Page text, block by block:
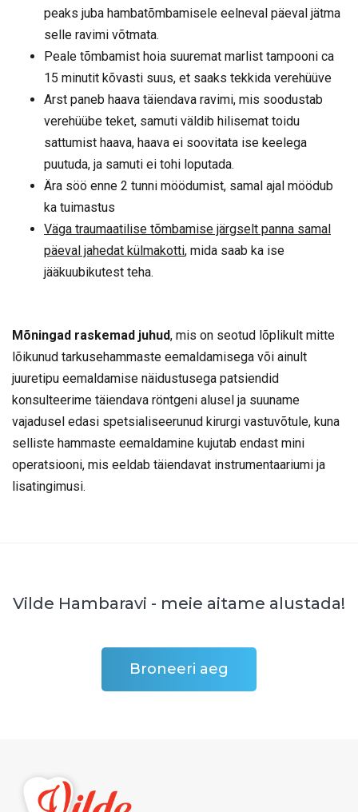
peaks juba hambatõmbamisele eelneval päeval jätma
selle ravimi võtmata.
Peale tõmbamist hoia suuremat marlist tampooni ca
15 minutit kõvasti suus, et saaks tekkida verehüüve
Arst paneb haava täiendava ravimi, mis soodustab
verehüübe teket, samuti väldib hilisemat toidu
sattumist haava, haava ei soovitata ise keelega
puutuda, ja samuti ei tohi loputada.
Ära söö enne 2 tunni möödumist, samal ajal möödub
ka tuimastus
Väga traumaatilise tõmbamise järgselt panna samal
päeval jahedat külmakotti, mida saab ka ise
jääkuubikutest teha.
Mõningad raskemad juhud, mis on seotud lõplikult mitte
lõikunud tarkusehammaste eemaldamisega või ainult
juuretipu eemaldamise näidustusega patsiendid
konsulteerime täiendava röntgeni alusel ja suuname
vajadusel edasi spetsialiseerunud kirurgi vastuvõtule, kuna
selliste hammaste eemaldamine kujutab endast mini
operatsiooni, mis eeldab täiendavat instrumentaariumi ja
lisatingimusi.
Vilde Hambaravi - meie aitame alustada!
Broneeri aeg